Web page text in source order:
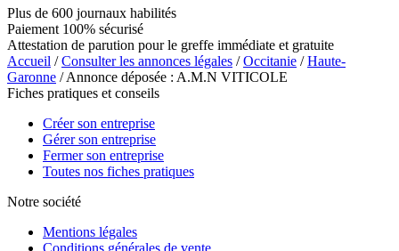
Plus de 600 journaux habilités
Paiement 100% sécurisé
Attestation de parution pour le greffe immédiate et gratuite
Accueil /Consulter les annonces légales /Occitanie /Haute-
Garonne / Annonce déposée : A.M.N VITICOLE
Fiches pratiques et conseils
Créer son entreprise
Gérer son entreprise
Fermer son entreprise
Toutes nos fiches pratiques
Notre société
Mentions légales
Conditions générales de vente